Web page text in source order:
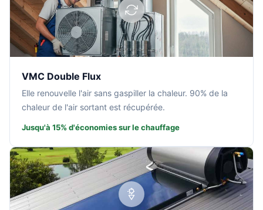
VMC Double Flux
Elle renouvelle l'air sans gaspiller la chaleur. 90% de la
chaleur de l'air sortant est récupérée.
Jusqu'à 15% d'économies sur le chauffage